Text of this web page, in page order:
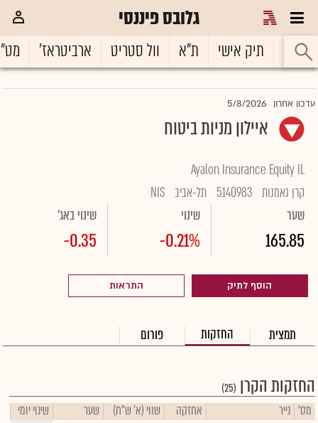
גלובס פיננסי
ראשי תיק אישי ת"א וול סטריט ארביטראז'
עדכון אחרון 5/8/2026
איילון מניות ביטוח
Ayalon Insurance Equity IL
קרן נאמנות 5140983 תל-אביב NIS
שער
165.85
שינוי
-0.21%
שינוי באג'
-0.35
הוסף לתיק התראות
תמצית החזקות פורום
החזקות הקרן (25)
מס' נייר אחזקה שווי (א' ש"ח) שער
שינוי יומי